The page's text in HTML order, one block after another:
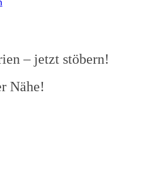
– jetzt stöbern!
Nähe!